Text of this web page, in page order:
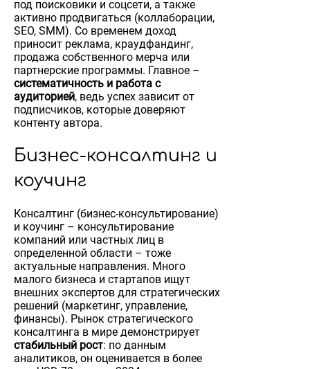
под поисковики и соцсети, а также
активно продвигаться (коллаборации,
SEO, SMM). Со временем доход
приносит реклама, краудфандинг,
продажа собственного мерча или
партнерские программы. Главное –
систематичность и работа с
аудиторией, ведь успех зависит от
подписчиков, которые доверяют
контенту автора.
Бизнес-консалтинг и
коучинг
Консалтинг (бизнес-консультирование)
и коучинг – консультирование
компаний или частных лиц в
определенной области – тоже
актуальные направления. Много
малого бизнеса и стартапов ищут
внешних экспертов для стратегических
решений (маркетинг, управление,
финансы). Рынок стратегического
консалтинга в мире демонстрирует
стабильный рост: по данным
аналитиков, он оценивается в более